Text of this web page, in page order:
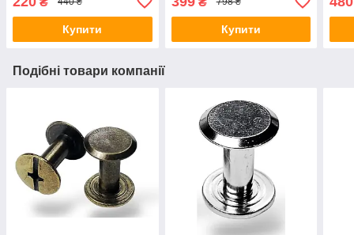
мм
Купити Купити
Подібні товари компанії